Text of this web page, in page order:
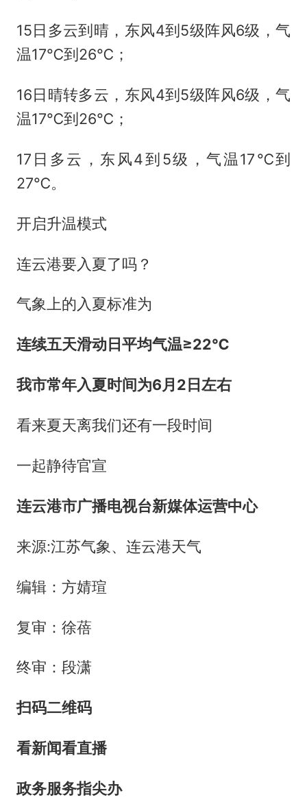
15日多云到晴，东风4到5级阵风6级，气
温17℃到26℃；
16日晴转多云，东风4到5级阵风6级，气
温17℃到26℃；
17日多云，东风4到5级，气温17℃到
27℃。
开启升温模式
连云港要入夏了吗？
气象上的入夏标准为
连续五天滑动日平均气温≥22℃
我市常年入夏时间为6月2日左右
看来夏天离我们还有一段时间
一起静待官宣
连云港市广播电视台新媒体运营中心
来源:江苏气象、连云港天气
编辑：方婧瑄
复审：徐蓓
终审：段潇
扫码二维码
看新闻看直播
政务服务指尖办